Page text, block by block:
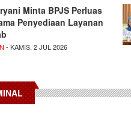
Minta BPJS Perluas
Penyediaan Layanan
- KAMIS, 2 JUL 2026